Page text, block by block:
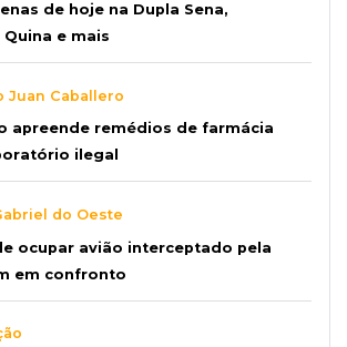
de hoje na Dupla Sena,
e mais
Juan Caballero
apreende remédios de farmácia
ilegal
do Oeste
ocupar avião interceptado pela
em confronto